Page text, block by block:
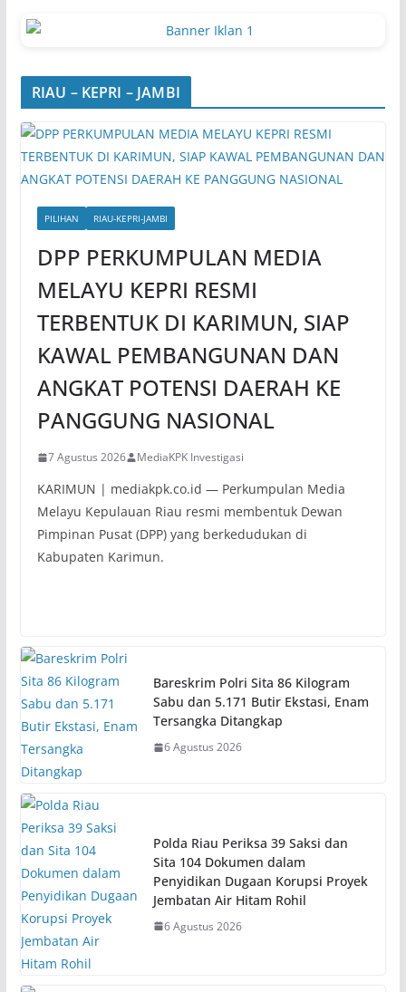
RIAU – KEPRI – JAMBI
PILIHAN RIAU-KEPRI-JAMBI
DPP PERKUMPULAN MEDIA
MELAYU KEPRI RESMI
TERBENTUK DI KARIMUN, SIAP
KAWAL PEMBANGUNAN DAN
ANGKAT POTENSI DAERAH KE
PANGGUNG NASIONAL
7 Agustus 2026 MediaKPK Investigasi
KARIMUN | mediakpk.co.id — Perkumpulan Media
Melayu Kepulauan Riau resmi membentuk Dewan
Pimpinan Pusat (DPP) yang berkedudukan di
Kabupaten Karimun.
Bareskrim Polri Sita 86 Kilogram
Sabu dan 5.171 Butir Ekstasi, Enam
Tersangka Ditangkap
6 Agustus 2026
Polda Riau Periksa 39 Saksi dan
Sita 104 Dokumen dalam
Penyidikan Dugaan Korupsi Proyek
Jembatan Air Hitam Rohil
6 Agustus 2026